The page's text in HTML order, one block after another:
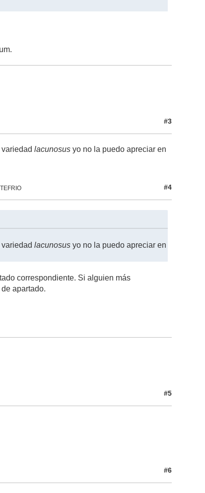
#3
variedadlacunosus yo no la puedo apreciar en
#4
variedadlacunosus yo no la puedo apreciar en
correspondiente. Si alguien más
apartado.
#5
#6